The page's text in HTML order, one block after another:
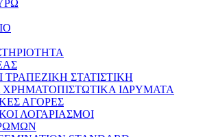
ΣΤΑΤΙΣΤΙΚΗ
ΙΔΡΥΜΑΤΑ
ΑΓΟΡΕΣ
ΛΟΓΑΡΙΑΣΜΟΙ